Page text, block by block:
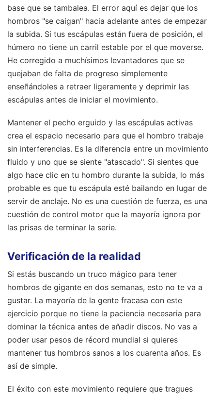
base que se tambalea. El error aquí es dejar que los
hombros "se caigan" hacia adelante antes de empezar
la subida. Si tus escápulas están fuera de posición, el
húmero no tiene un carril estable por el que moverse.
He corregido a muchísimos levantadores que se
quejaban de falta de progreso simplemente
enseñándoles a retraer ligeramente y deprimir las
escápulas antes de iniciar el movimiento.
Mantener el pecho erguido y las escápulas activas
crea el espacio necesario para que el hombro trabaje
sin interferencias. Es la diferencia entre un movimiento
fluido y uno que se siente "atascado". Si sientes que
algo hace clic en tu hombro durante la subida, lo más
probable es que tu escápula esté bailando en lugar de
servir de anclaje. No es una cuestión de fuerza, es una
cuestión de control motor que la mayoría ignora por
las prisas de terminar la serie.
Verificación de la realidad
Si estás buscando un truco mágico para tener
hombros de gigante en dos semanas, esto no te va a
gustar. La mayoría de la gente fracasa con este
ejercicio porque no tiene la paciencia necesaria para
dominar la técnica antes de añadir discos. No vas a
poder usar pesos de récord mundial si quieres
mantener tus hombros sanos a los cuarenta años. Es
así de simple.
El éxito con este movimiento requiere que tragues